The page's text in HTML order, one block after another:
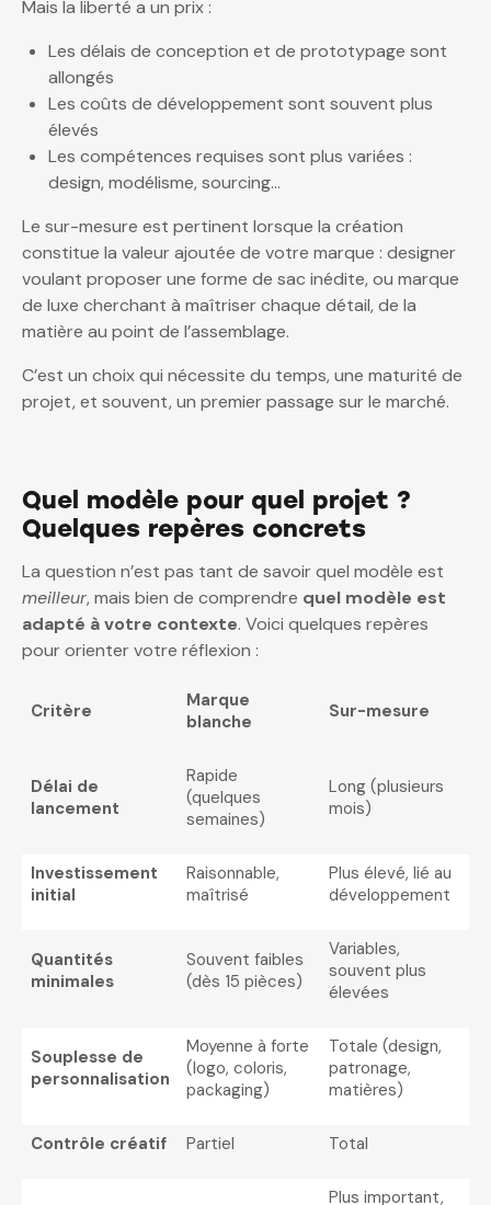
Mais la liberté a un prix :
Les délais de conception et de prototypage sont
allongés
Les coûts de développement sont souvent plus
élevés
Les compétences requises sont plus variées :
design, modélisme, sourcing…
Le sur-mesure est pertinent lorsque la création
constitue la valeur ajoutée de votre marque : designer
voulant proposer une forme de sac inédite, ou marque
de luxe cherchant à maîtriser chaque détail, de la
matière au point de l’assemblage.
C’est un choix qui nécessite du temps, une maturité de
projet, et souvent, un premier passage sur le marché.
Quel modèle pour quel projet ?
Quelques repères concrets
La question n’est pas tant de savoir quel modèle est
meilleur, mais bien de comprendre quel modèle est
adapté à votre contexte. Voici quelques repères
pour orienter votre réflexion :
Critère
Marque
blanche
Sur-mesure
Délai de
lancement
Rapide
(quelques
semaines)
Long (plusieurs
mois)
Investissement
initial
Raisonnable,
maîtrisé
Plus élevé, lié au
développement
Quantités
minimales
Souvent faibles
(dès 15 pièces)
Variables,
souvent plus
élevées
Souplesse de
personnalisation
Moyenne à forte
(logo, coloris,
packaging)
Totale (design,
patronage,
matières)
Contrôle créatif Partiel Total
Plus important,